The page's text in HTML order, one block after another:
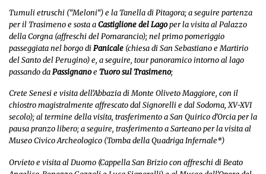
Tumuli etruschi (“Meloni“) e la Tanella di Pitagora; a seguire partenza
per il Trasimeno e sosta aCastiglione del Lagoper la visita al Palazzo
della Corgna (affreschi del Pomarancio); nel primo pomeriggio
passeggiata nel borgo di Panicale (chiesa di San Sebastiano e Martirio
del Santodel Perugino) e, a seguire, tour panoramico intorno al lago
passando da Passignanoe Tuoro sul Trasimeno;
Crete Senesi e visita dell’Abbazia di Monte Oliveto Maggiore, con il
chiostro magistralmente affrescato dal Signorelli e dal Sodoma, XV-XVI
secolo); al termine della visita, trasferimento a San Quirico d’Orcia per la
pausa pranzo libero; a seguire, trasferimento a Sarteano per la visita al
Museo Civico Archeologico (Tomba della Quadriga Infernale*)
Orvieto e visita al Duomo (Cappella San Brizio con affreschi di Beato